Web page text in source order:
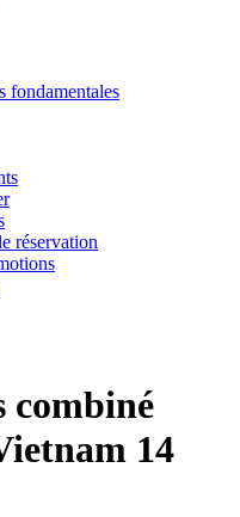
fondamentales
réservation
combiné
14